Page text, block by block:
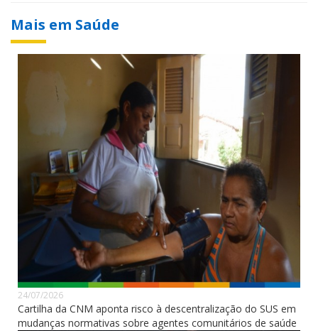
Mais em Saúde
24/07/2026
Cartilha da CNM aponta risco à descentralização do SUS em
mudanças normativas sobre agentes comunitários de saúde